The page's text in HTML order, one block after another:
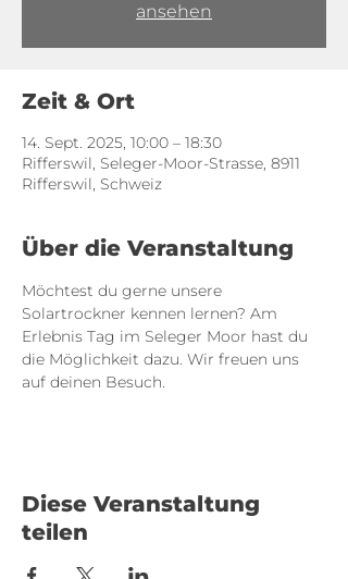
ansehen
Zeit & Ort
14. Sept. 2025, 10:00 – 18:30
Rifferswil, Seleger-Moor-Strasse, 8911
Rifferswil, Schweiz
Über die Veranstaltung
Möchtest du gerne unsere
Solartrockner kennen lernen? Am
Erlebnis Tag im Seleger Moor hast du
die Möglichkeit dazu. Wir freuen uns
auf deinen Besuch.
Diese Veranstaltung
teilen